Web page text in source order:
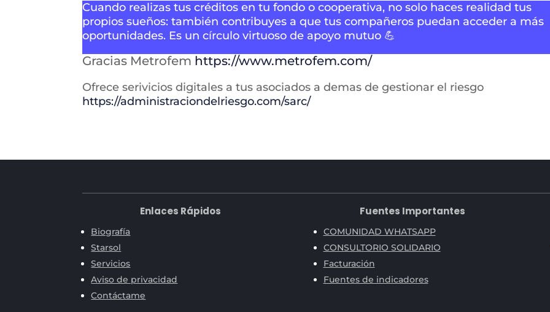
Cuando realizas tus créditos en tu fondo o cooperativa, no solo haces realidad tus
propios sueños: también contribuyes a que tus compañeros puedan acceder a más
oportunidades. Es un círculo virtuoso de apoyo mutuo 💪
Gracias Metrofem https://www.metrofem.com/
Ofrece serivicios digitales a tus asociados a demas de gestionar el riesgo
https://administraciondelriesgo.com/sarc/
Enlaces Rápidos
Biografía
Starsol
Servicios
Aviso de privacidad
Contáctame
Fuentes Importantes
COMUNIDAD WHATSAPP
CONSULTORIO SOLIDARIO
Facturación
Fuentes de indicadores